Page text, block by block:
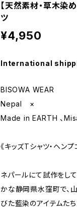
【天然素材・草木
ツ
¥4,950
International
BISOWA WEAR
Nepal ×
Made in EARTH 、
《キッズTシャツ・ヘンプ
ネパールにて試作をし
かな静岡県水窪町で、
びた藍染のアイテムたち